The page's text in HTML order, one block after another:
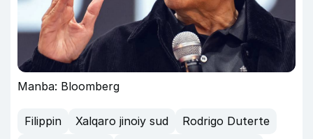
Manba: Bloomberg
Filippin Xalqaro jinoiy sud
Rodrigo Duterte